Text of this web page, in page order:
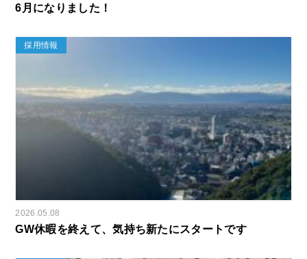
6月になりました！
採用情報
2026.05.08
GW休暇を終えて、気持ち新たにスタートです